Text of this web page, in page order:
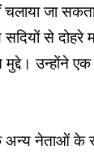
चलाया जा
से दोहरे
मुद्दे। उन्होंने
अन्य नेताओं के